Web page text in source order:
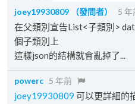
joey19930809
（發問者） 5 年
在父類別宣告List<子類別>
個子類別上
這樣json的結構就會亂掉了...
powerc 5 年前
joey19930809 可以更詳細的